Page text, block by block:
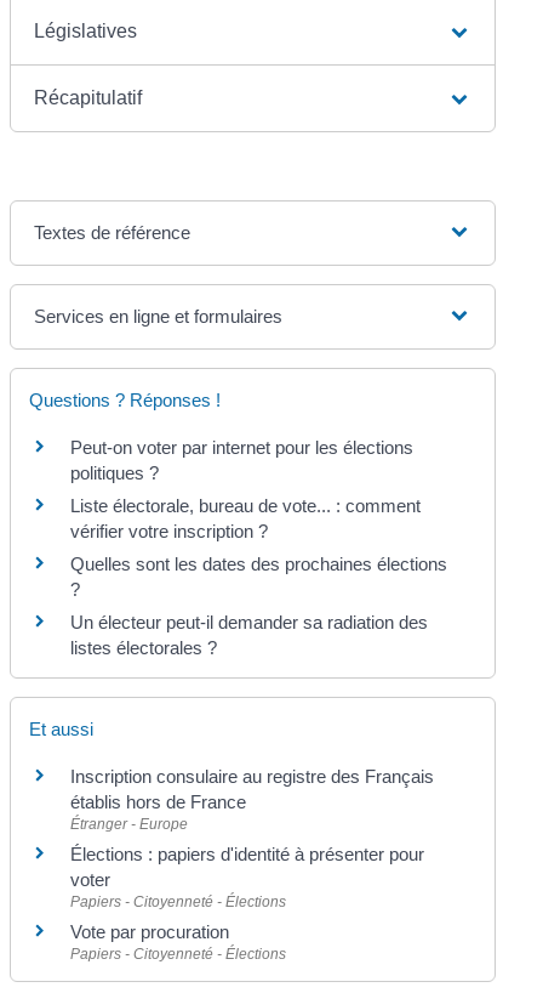
Législatives
Récapitulatif
Textes de référence
Services en ligne et formulaires
Questions ? Réponses !
Peut-on voter par internet pour les élections
politiques ?
Liste électorale, bureau de vote... : comment
vérifier votre inscription ?
Quelles sont les dates des prochaines élections
?
Un électeur peut-il demander sa radiation des
listes électorales ?
Et aussi
Inscription consulaire au registre des Français
établis hors de France
Étranger - Europe
Élections : papiers d'identité à présenter pour
voter
Papiers - Citoyenneté - Élections
Vote par procuration
Papiers - Citoyenneté - Élections